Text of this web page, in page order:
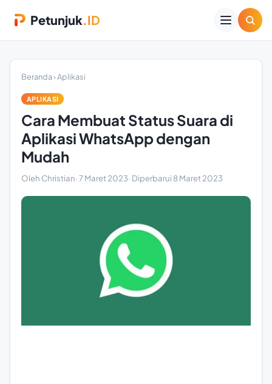
Petunjuk.ID
Beranda›Aplikasi
APLIKASI
Cara Membuat Status Suara di
Aplikasi WhatsApp dengan
Mudah
Oleh Christian·7 Maret 2023· Diperbarui 8 Maret 2023